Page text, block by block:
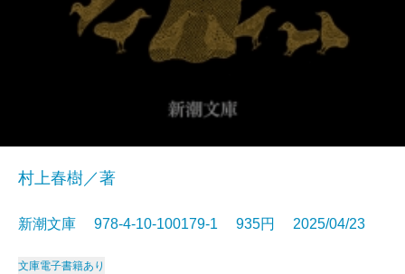
村上春樹／著
新潮文庫 978-4-10-100179-1 935円 2025/04/23
文庫電子書籍あり